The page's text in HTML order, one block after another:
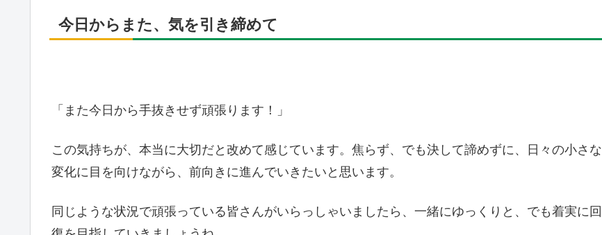
今日からまた、気を引き締めて
「また今日から手抜きせず頑張ります！」
この気持ちが、本当に大切だと改めて感じています。焦らず、でも決して諦めずに、日々の小さな
変化に目を向けながら、前向きに進んでいきたいと思います。
同じような状況で頑張っている皆さんがいらっしゃいましたら、一緒にゆっくりと、でも着実に回